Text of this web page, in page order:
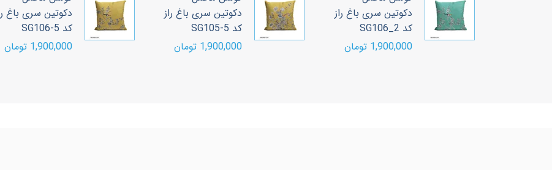
دکوتین سری باغ راز
کد SG106_2
1,900,000 تومان
دکوتین سری باغ راز
کد SG105-5
1,900,000 تومان
دکوتین سری باغ
کد SG106-5
1,900,000 تومان